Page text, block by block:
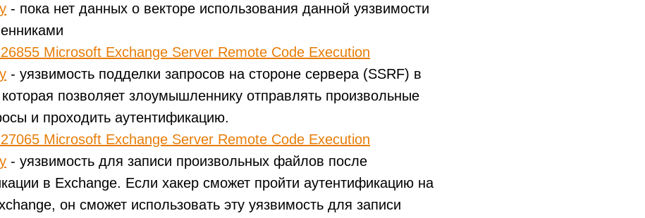
- пока нет данных о векторе использования данной уязвимости
Microsoft Exchange Server Remote Code Execution
- уязвимость подделки запросов на стороне сервера (SSRF) в
позволяет злоумышленнику отправлять произвольные
и проходить аутентификацию.
Microsoft Exchange Server Remote Code Execution
- уязвимость для записи произвольных файлов после
в Exchange. Если хакер сможет пройти аутентификацию на
он сможет использовать эту уязвимость для записи